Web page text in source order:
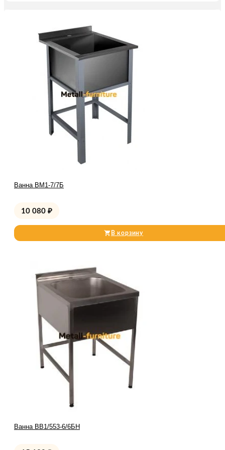
Ванна ВМ1-7/7Б
10 080 ₽
В корзину
Ванна ВВ1/553-6/6БН